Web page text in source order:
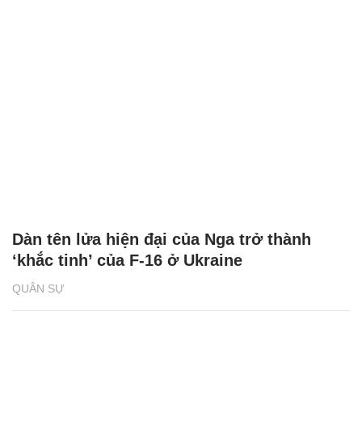
QUÂN SỰ
Dàn tên lửa hiện đại của Nga trở thành
‘khắc tinh’ của F-16 ở Ukraine